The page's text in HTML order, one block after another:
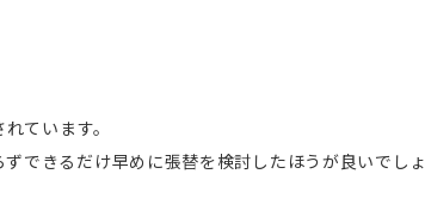
ています。
できるだけ早めに張替を検討したほうが良いでしょ